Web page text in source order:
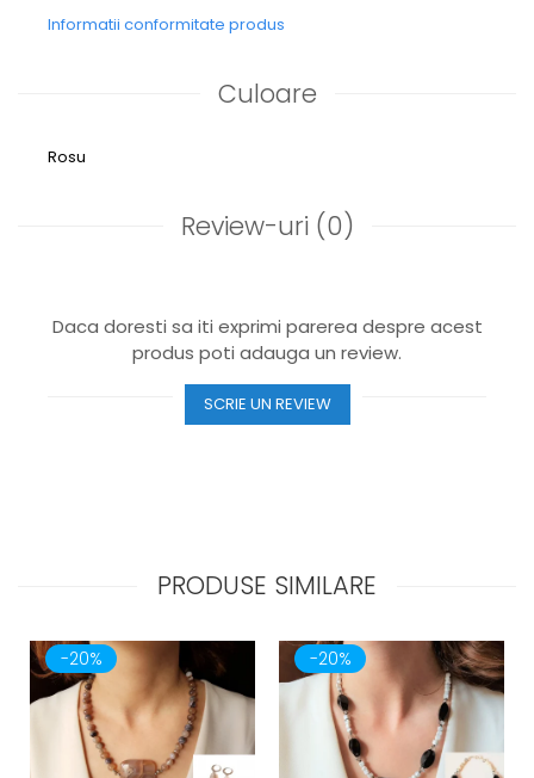
Informatii conformitate produs
Culoare
Rosu
Review-uri (0)
Daca doresti sa iti exprimi parerea despre acest
produs poti adauga un review.
SCRIE UN REVIEW
PRODUSE SIMILARE
-20% -20%